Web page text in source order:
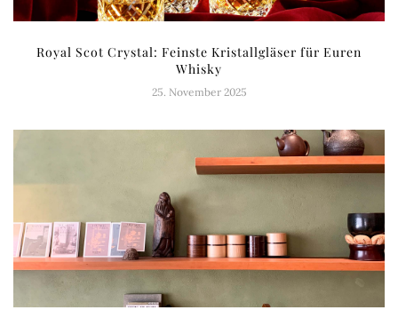
Royal Scot Crystal: Feinste Kristallgläser für Euren
Whisky
25. November 2025